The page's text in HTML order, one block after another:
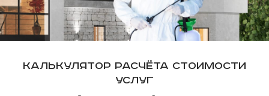
Калькулятор расчёта стоимости
услуг